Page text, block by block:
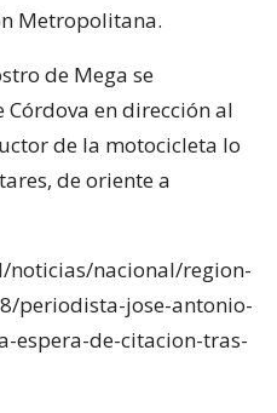
Metropolitana.
de Mega se
en dirección al
de la motocicleta lo
de oriente a
noticias/nacional/region-
periodista-jose-antonio-
espera-de-citacion-tras-